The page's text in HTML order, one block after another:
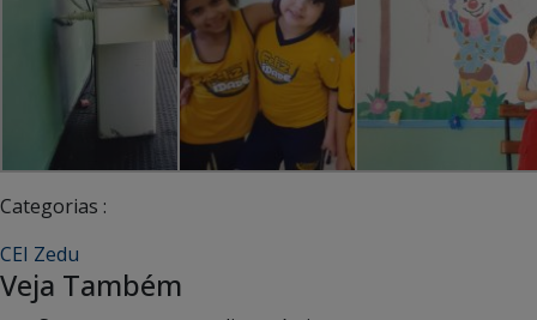
Categorias :
CEI Zedu
Veja Também